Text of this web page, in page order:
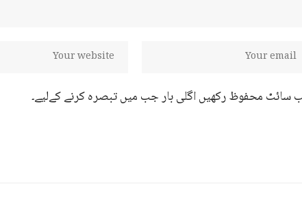
سائٹ محفوظ رکھیں اگلی بار جب میں تبصرہ کرنے کےلیے۔